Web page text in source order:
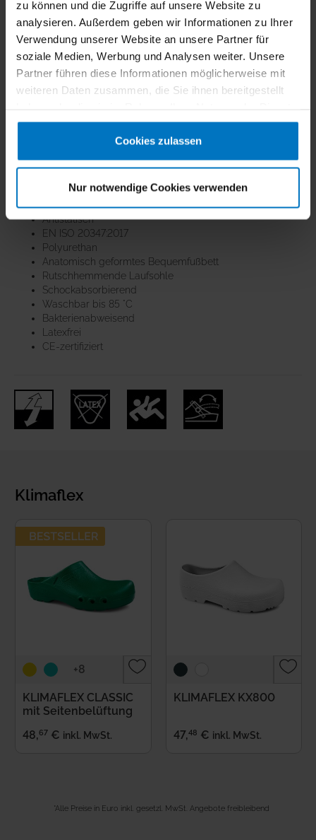
zu können und die Zugriffe auf unsere Website zu
analysieren. Außerdem geben wir Informationen zu Ihrer
Verwendung unserer Website an unsere Partner für
soziale Medien, Werbung und Analysen weiter. Unsere
Partner führen diese Informationen möglicherweise mit
weiteren Daten zusammen, die Sie ihnen bereitgestellt
gesammelt haben.
Cookies zulassen
Nur notwendige Cookies verwenden
Clogs empfinden die natürliche Anatomie des
der Fuß Halt braucht. Die "überdachten" Belüftungslöcher und
das schockabsorbierende Material sorgen für Wohlbefinden
Antistatisch
EN ISO 20347:2017
Polyurethan
Anatomisch geformtes Bequemfußbett
Rutschhemmende Laufsohle
Schockabsorbierend
Waschbar bis 85 °C
Bakterienabweisend
Latexfrei
CE-zertifiziert
Klimaflex
+8
KLIMAFLEX CLASSIC
mit Seitenbelüftung
48,67 € inkl. MwSt.
KLIMAFLEX KX800
47,48 € inkl. MwSt.
*Alle Preise in Euro inkl. gesetzl. MwSt. Angebote freibleibend